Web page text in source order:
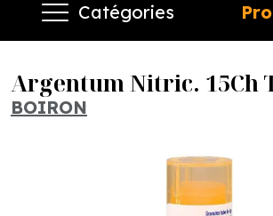
Catégories
Argentum Nitric. 15Ch
BOIRON